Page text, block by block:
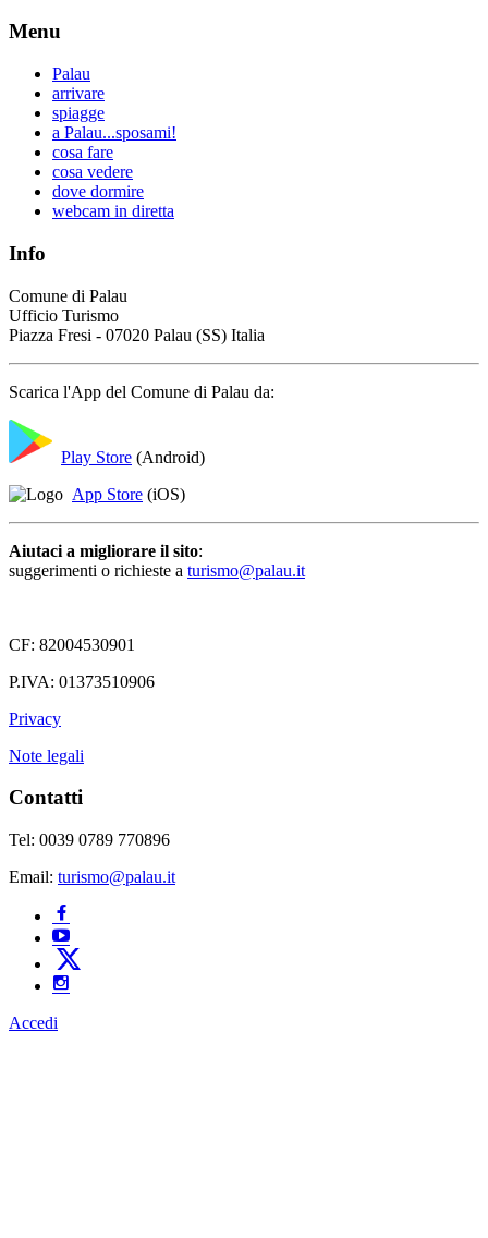
Menu
Palau
arrivare
spiagge
a Palau...sposami!
cosa fare
cosa vedere
dove dormire
webcam in diretta
Info
Comune di Palau
Ufficio Turismo
Piazza Fresi - 07020 Palau (SS) Italia
Scarica l'App del Comune di Palau da:
Play Store (Android)
App Store (iOS)
Aiutaci a migliorare il sito:
suggerimenti o richieste a turismo@palau.it
CF: 82004530901
P.IVA: 01373510906
Privacy
Note legali
Contatti
Tel: 0039 0789 770896
Email: turismo@palau.it
Accedi